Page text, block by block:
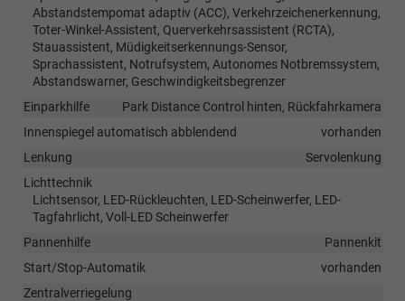
Abstandstempomat adaptiv (ACC), Verkehrzeichenerkennung,
Toter-Winkel-Assistent, Querverkehrsassistent (RCTA),
Stauassistent, Müdigkeitserkennungs-Sensor,
Sprachassistent, Notrufsystem, Autonomes Notbremssystem,
Abstandswarner, Geschwindigkeitsbegrenzer
Einparkhilfe
Park Distance Control hinten, Rückfahrkamera
Innenspiegel automatisch abblendend
vorhanden
Lenkung
Servolenkung
Lichttechnik
Lichtsensor, LED-Rückleuchten, LED-Scheinwerfer, LED-
Tagfahrlicht, Voll-LED Scheinwerfer
Pannenhilfe
Pannenkit
Start/Stop-Automatik
vorhanden
Zentralverriegelung